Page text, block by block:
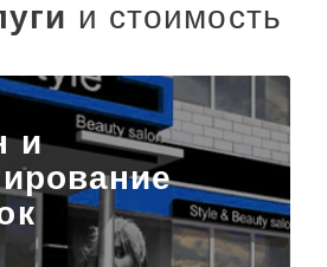
и стоимость
и